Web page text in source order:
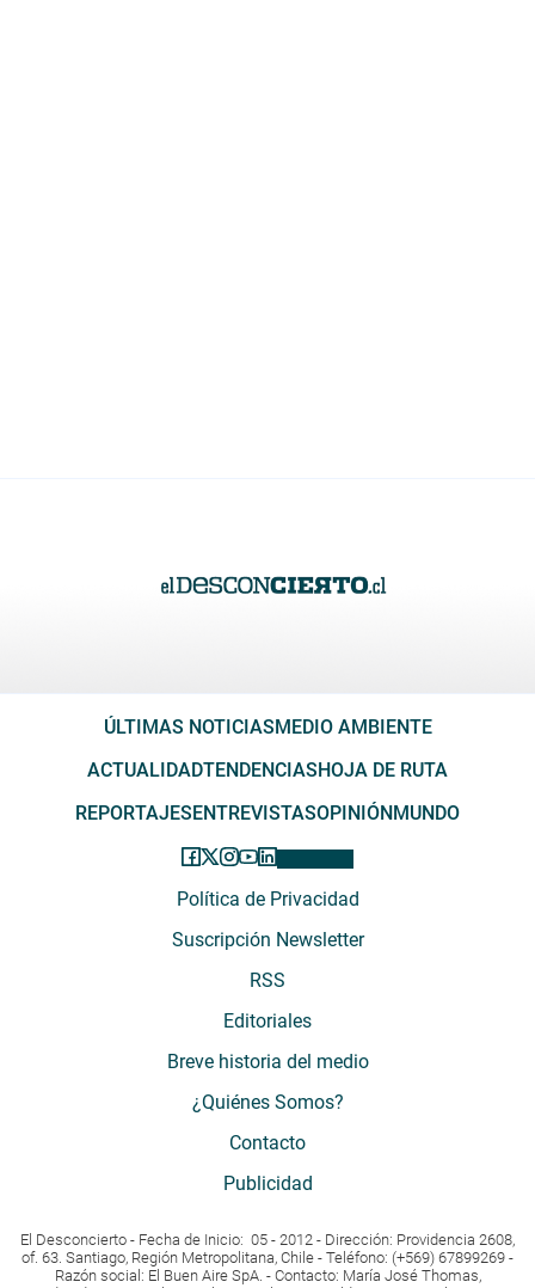
ÚLTIMAS NOTICIASMEDIO AMBIENTE
ACTUALIDADTENDENCIASHOJA DE RUTA
REPORTAJESENTREVISTASOPINIÓNMUNDO
Política de Privacidad
Suscripción Newsletter
RSS
Editoriales
Breve historia del medio
¿Quiénes Somos?
Contacto
Publicidad
El Desconcierto - Fecha de Inicio: 05 - 2012 - Dirección: Providencia 2608,
of. 63. Santiago, Región Metropolitana, Chile - Teléfono: (+569) 67899269 -
Razón social: El Buen Aire SpA. - Contacto: María José Thomas,